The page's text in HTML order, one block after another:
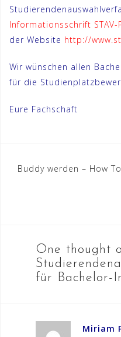
Informationsschrift STAV-
der Website http://
Wir wünschen allen
für die
Eure Fachschaft
Buddy werden – How To
One thought
für Bachelor-
Miriam